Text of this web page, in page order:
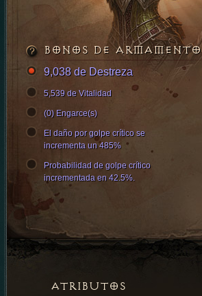
BONOS DE ARMAMENTO
9,038 de Destreza
5,539 de Vitalidad
(0) Engarce(s)
El daño por golpe crítico se
incrementa un 485%
Probabilidad de golpe crítico
incrementada en 42.5%.
ATRIBUTOS